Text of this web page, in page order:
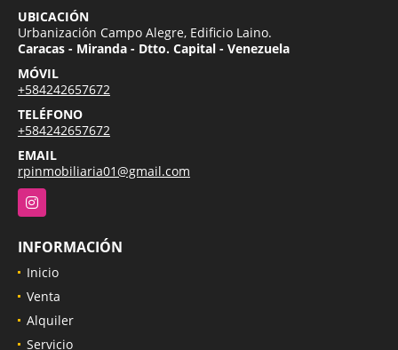
UBICACIÓN
Urbanización Campo Alegre, Edificio Laino.
Caracas - Miranda - Dtto. Capital - Venezuela
MÓVIL
+584242657672
TELÉFONO
+584242657672
EMAIL
rpinmobiliaria01@gmail.com
Instagram
INFORMACIÓN
Inicio
Venta
Alquiler
Servicio